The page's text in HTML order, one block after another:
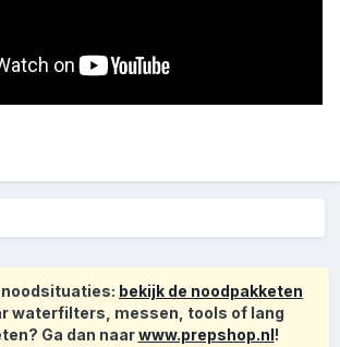
bekijk de noodpakketen
waterfilters, messen, tools of lang
Ga dan naarwww.prepshop.nl!